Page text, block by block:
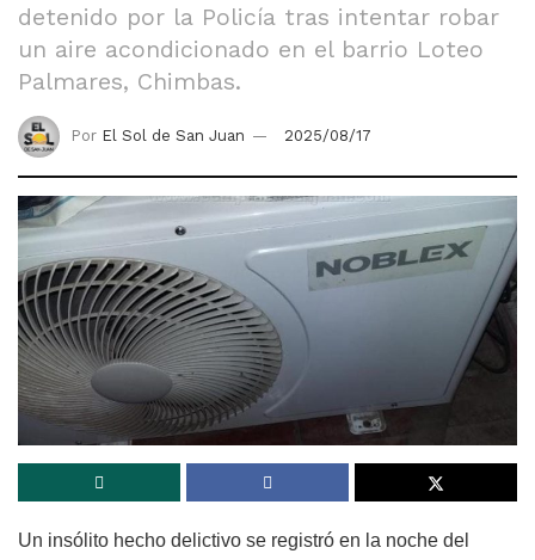
detenido por la Policía tras intentar robar
un aire acondicionado en el barrio Loteo
Palmares, Chimbas.
Por El Sol de San Juan 2025/08/17
Un insólito hecho delictivo se registró en la noche del